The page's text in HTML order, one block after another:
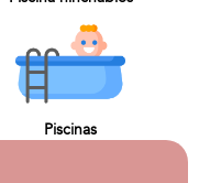
Piscinas